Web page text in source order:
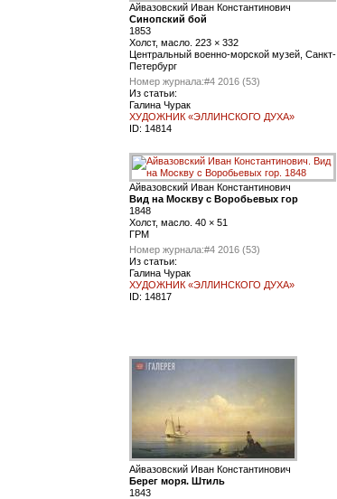
Айвазовский Иван Константинович
Синопский бой
1853
Холст, масло. 223 × 332
Центральный военно-морской музей, Санкт-
Петербург
Номер журнала:#4 2016 (53)
Из статьи:
Галина Чурак
ХУДОЖНИК «ЭЛЛИНСКОГО ДУХА»
ID: 14814
Айвазовский Иван Константинович
Вид на Москву с Воробьевых гор
1848
Холст, масло. 40 × 51
ГРМ
Номер журнала:#4 2016 (53)
Из статьи:
Галина Чурак
ХУДОЖНИК «ЭЛЛИНСКОГО ДУХА»
ID: 14817
Айвазовский Иван Константинович
Берег моря. Штиль
1843